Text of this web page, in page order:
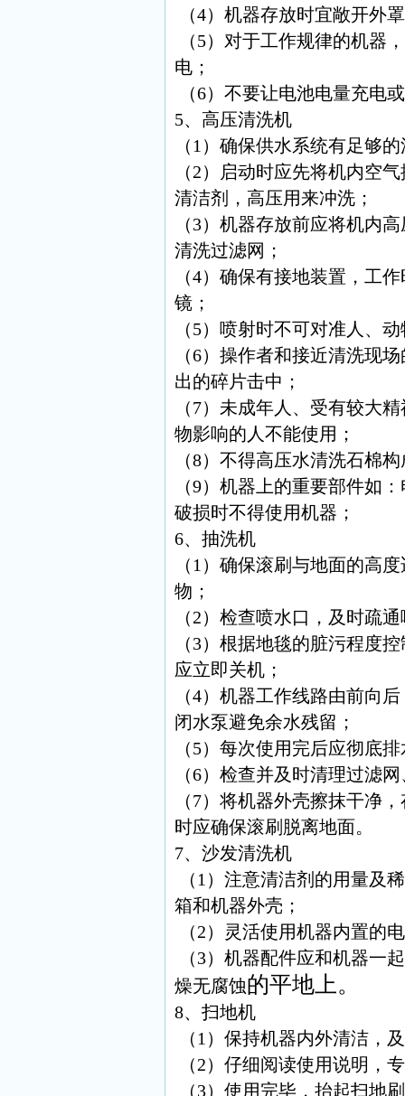
（4）机器存放时宜敞开外
（5）对于工作规律的机器
电；
（6）不要让电池电量充电
5、高压清洗机
（1）确保供水系统有足够
（2）启动时应先将机内空
清洁剂，高压用来冲洗；
（3）机器存放前应将机内
清洗过滤网；
（4）确保有接地装置，工
镜；
（5）喷射时不可对准人、
（6）操作者和接近清洗现
出的碎片击中；
（7）未成年人、受有较大
物影响的人不能使用；
（8）不得高压水清洗石棉
（9）机器上的重要部件如
破损时不得使用机器；
6、抽洗机
（1）确保滚刷与地面的高
物；
（2）检查喷水口，及时疏
（3）根据地毯的脏污程度
应立即关机；
（4）机器工作线路由前向
闭水泵避免余水残留；
（5）每次使用完后应彻底
（6）检查并及时清理过滤
（7）将机器外壳擦抹干净
时应确保滚刷脱离地面。
7、沙发清洗机
（1）注意清洁剂的用量及
箱和机器外壳；
（2）灵活使用机器内置的
（3）机器配件应和机器一
燥无腐蚀的平地上。
8、扫地机
（1）保持机器内外清洁，
（2）仔细阅读使用说明，
（3）使用完毕，抬起扫地